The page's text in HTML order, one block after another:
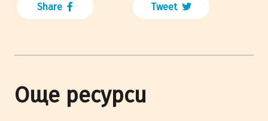
Share Tweet
Още ресурси